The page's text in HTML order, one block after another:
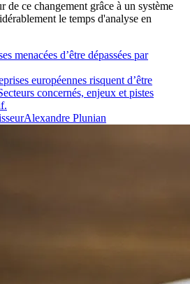
de ce changement grâce à un système
le temps d'analyse en
menacées d’être dépassées par
européennes risquent d’être
concernés, enjeux et pistes
Alexandre Plunian